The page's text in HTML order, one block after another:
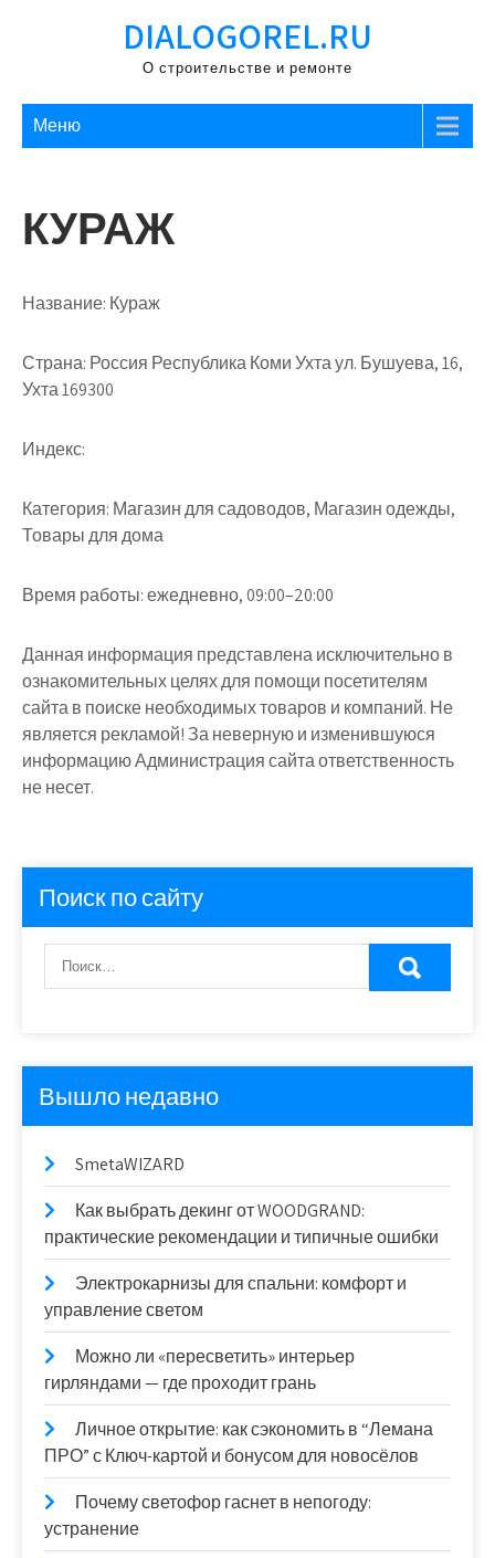
DIALOGOREL.RU
О строительстве и ремонте
Меню
КУРАЖ
Название: Кураж
Страна: Россия Республика Коми Ухта ул. Бушуева, 16,
Ухта 169300
Индекс:
Категория: Магазин для садоводов, Магазин одежды,
Товары для дома
Время работы:ежедневно, 09:00–20:00
Данная информация представлена исключительно в
ознакомительных целях для помощи посетителям
сайта в поиске необходимых товаров и компаний. Не
является рекламой! За неверную и изменившуюся
информацию Администрация сайта ответственность
не несет.
Поиск по сайту
Вышло недавно
SmetaWIZARD
Как выбрать декинг от WOODGRAND:
практические рекомендации и типичные ошибки
Электрокарнизы для спальни: комфорт и
управление светом
Можно ли «пересветить» интерьер
гирляндами — где проходит грань
Личное открытие: как сэкономить в “Лемана
ПРО” с Ключ-картой и бонусом для новосёлов
Почему светофор гаснет в непогоду:
устранение